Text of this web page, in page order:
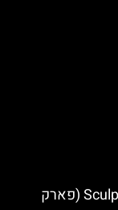
גן הפסלים של איה נאפה – Sculpture Park (פארק